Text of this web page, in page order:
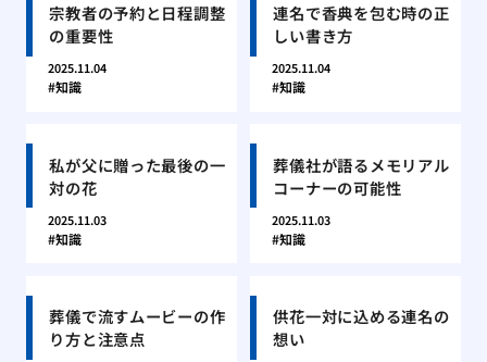
宗教者の予約と日程調整
の重要性
2025.11.04
知識
連名で香典を包む時の正
しい書き方
2025.11.04
知識
私が父に贈った最後の一
対の花
2025.11.03
知識
葬儀社が語るメモリアル
コーナーの可能性
2025.11.03
知識
葬儀で流すムービーの作
り方と注意点
供花一対に込める連名の
想い